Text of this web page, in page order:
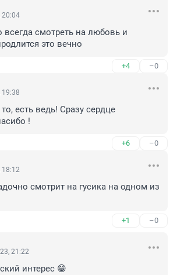
20:04
всегда смотреть на любовь и
это вечно
+4 –0
19:38
есть ведь! Сразу сердце
!
+6 –0
18:12
смотрит на гусика на одном из
+1 –0
21:22
интерес 😁